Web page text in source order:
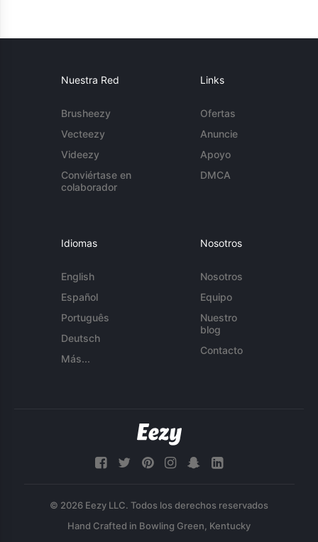
Nuestra Red
Brusheezy
Vecteezy
Videezy
Conviértase en
colaborador
Links
Ofertas
Anuncie
Apoyo
DMCA
Idiomas
English
Español
Português
Deutsch
Más...
Nosotros
Nosotros
Equipo
Nuestro
blog
Contacto
© 2026 Eezy LLC. Todos los derechos reservados